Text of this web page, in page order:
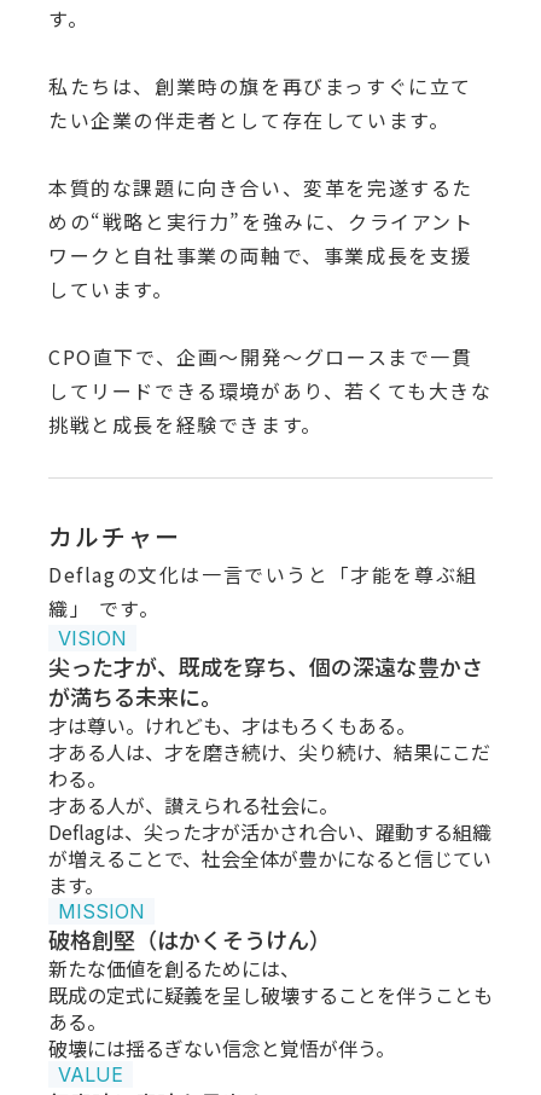
す。
私たちは、創業時の旗を再びまっすぐに立て
たい企業の伴走者として存在しています。
本質的な課題に向き合い、変革を完遂するた
めの“戦略と実行力”を強みに、クライアント
ワークと自社事業の両軸で、事業成長を支援
しています。
CPO直下で、企画〜開発〜グロースまで一貫
してリードできる環境があり、若くても大きな
挑戦と成長を経験できます。
カルチャー
Deflagの文化は一言でいうと「才能を尊ぶ組
織」 です。
VISION
尖った才が、既成を穿ち、個の深遠な豊かさ
が満ちる未来に。
才は尊い。けれども、才はもろくもある。
才ある人は、才を磨き続け、尖り続け、結果にこだ
わる。
才ある人が、讃えられる社会に。
Deflagは、尖った才が活かされ合い、躍動する組織
が増えることで、社会全体が豊かになると信じてい
ます。
MISSION
破格創堅（はかくそうけん）
新たな価値を創るためには、
既成の定式に疑義を呈し破壊することを伴うことも
ある。
破壊には揺るぎない信念と覚悟が伴う。
VALUE